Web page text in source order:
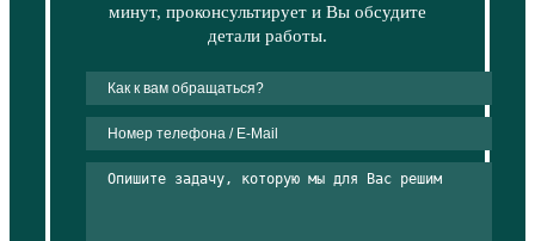
минут, проконсультирует и Вы обсудите
детали работы.